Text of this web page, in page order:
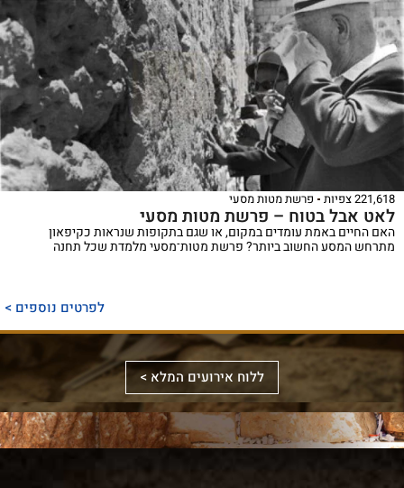
221,618 צפיות פרשת מטות מסעי
לאט אבל בטוח – פרשת מטות מסעי
האם החיים באמת עומדים במקום, או שגם בתקופות שנראות כקיפאון
מתרחש המסע החשוב ביותר? פרשת מטות־מסעי מלמדת שכל תחנה
לפרטים נוספים >
ללוח אירועים המלא >
לראשונה,
מכלול
הדינים
והמנהגים
באמצעות
תמונות
וציורים
ספר
אלבומי
מפואר
המשחזר
את